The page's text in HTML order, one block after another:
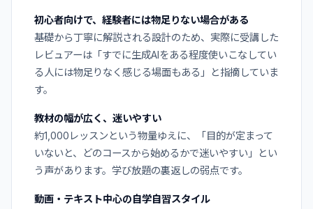
初心者向けで、経験者には物足りない場合がある
基礎から丁寧に解説される設計のため、実際に受講した
レビュアーは「すでに生成AIをある程度使いこなしてい
る人には物足りなく感じる場面もある」と指摘していま
す。
教材の幅が広く、迷いやすい
約1,000レッスンという物量ゆえに、「目的が定まって
いないと、どのコースから始めるかで迷いやすい」とい
う声があります。学び放題の裏返しの弱点です。
動画・テキスト中心の自学自習スタイル